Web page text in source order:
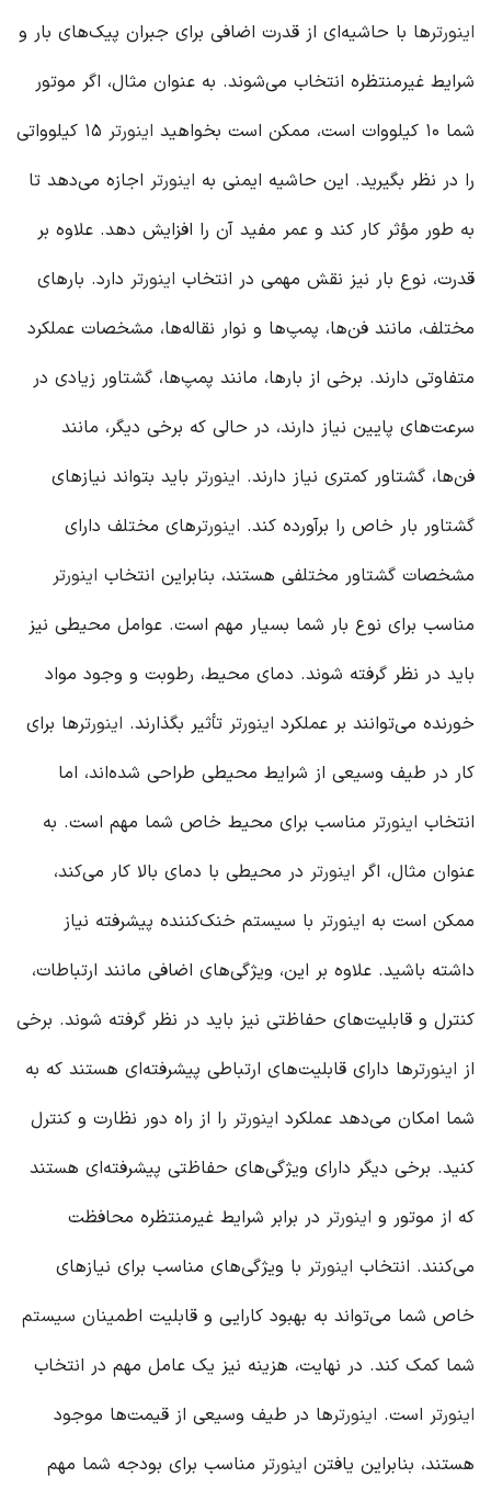
اینورترها با حاشیه‌ای از قدرت اضافی برای جبران پیک‌های بار و
شرایط غیرمنتظره انتخاب می‌شوند. به عنوان مثال، اگر موتور
شما ۱۰ کیلووات است، ممکن است بخواهید
اینورتر
۱۵ کیلوواتی
را در نظر بگیرید. این حاشیه ایمنی به اینورتر اجازه می‌دهد تا
به طور مؤثر کار کند و عمر مفید آن را افزایش دهد. علاوه بر
قدرت، نوع بار نیز نقش مهمی در انتخاب اینورتر دارد. بارهای
مختلف، مانند فن‌ها، پمپ‌ها و نوار نقاله‌ها، مشخصات عملکرد
متفاوتی دارند. برخی از بارها، مانند پمپ‌ها، گشتاور زیادی در
سرعت‌های پایین نیاز دارند، در حالی که برخی دیگر، مانند
فن‌ها، گشتاور کمتری نیاز دارند. اینورتر باید بتواند نیازهای
گشتاور بار خاص را برآورده کند. اینورترهای مختلف دارای
مشخصات گشتاور مختلفی هستند، بنابراین انتخاب اینورتر
مناسب برای نوع بار شما بسیار مهم است. عوامل محیطی نیز
باید در نظر گرفته شوند. دمای محیط، رطوبت و وجود مواد
خورنده می‌توانند بر عملکرد اینورتر تأثیر بگذارند. اینورترها برای
کار در طیف وسیعی از شرایط محیطی طراحی شده‌اند، اما
انتخاب اینورتر مناسب برای محیط خاص شما مهم است. به
عنوان مثال، اگر اینورتر در محیطی با دمای بالا کار می‌کند،
ممکن است به اینورتر با سیستم خنک‌کننده پیشرفته نیاز
داشته باشید. علاوه بر این، ویژگی‌های اضافی مانند ارتباطات،
کنترل و قابلیت‌های حفاظتی نیز باید در نظر گرفته شوند. برخی
از اینورترها دارای قابلیت‌های ارتباطی پیشرفته‌ای هستند که به
شما امکان می‌دهد عملکرد اینورتر را از راه دور نظارت و کنترل
کنید. برخی دیگر دارای ویژگی‌های حفاظتی پیشرفته‌ای هستند
که از موتور و اینورتر در برابر شرایط غیرمنتظره محافظت
می‌کنند. انتخاب اینورتر با ویژگی‌های مناسب برای نیازهای
خاص شما می‌تواند به بهبود کارایی و قابلیت اطمینان سیستم
شما کمک کند. در نهایت، هزینه نیز یک عامل مهم در انتخاب
اینورتر است. اینورترها در طیف وسیعی از قیمت‌ها موجود
هستند، بنابراین یافتن اینورتر مناسب برای بودجه شما مهم